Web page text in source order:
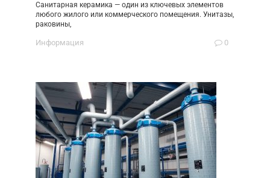
Санитарная керамика — один из ключевых элементов
любого жилого или коммерческого помещения. Унитазы,
раковины,
Информация 0